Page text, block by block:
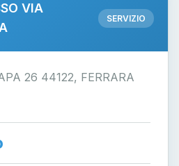
VIA
SERVIZIO
26 44122, FERRARA